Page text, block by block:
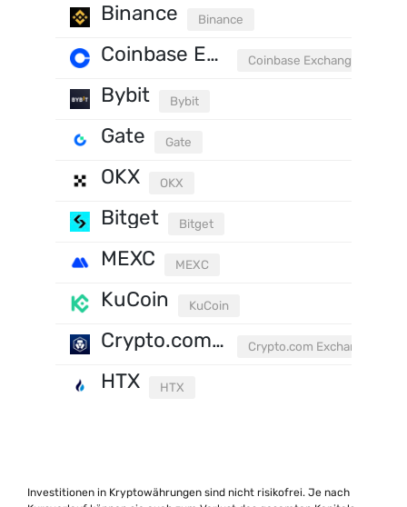
Binance Binance
Coinbase Exchange Coinbase Exchange
Bybit Bybit
Gate Gate
OKX OKX
Bitget Bitget
MEXC MEXC
KuCoin KuCoin
Crypto.com Exchange Crypto.com Exchange
HTX HTX
Investitionen in Kryptowährungen sind nicht risikofrei. Je nach